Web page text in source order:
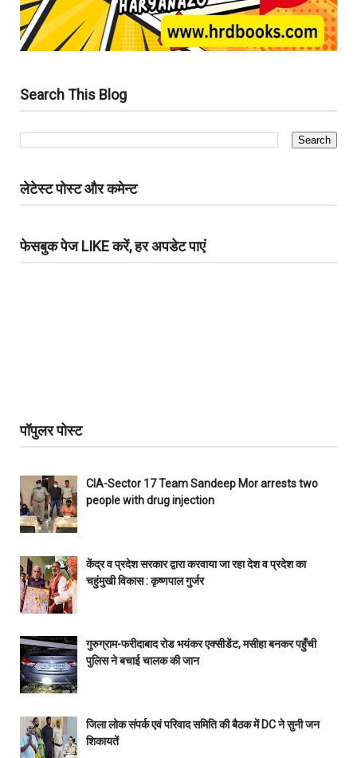
Search This Blog
लेटेस्ट पोस्ट और कमेन्ट
फेसबुक पेज LIKE करें, हर अपडेट पाएं
पॉपुलर पोस्ट
CIA-Sector 17 Team Sandeep Mor arrests two
people with drug injection
केंद्र व प्रदेश सरकार द्वारा करवाया जा रहा देश व प्रदेश का
चहुंमुखी विकास : कृष्णपाल गुर्जर
गुरुग्राम-फरीदाबाद रोड भयंकर एक्सीडेंट, मसीहा बनकर पहुँची
पुलिस ने बचाई चालक की जान
जिला लोक संपर्क एवं परिवाद समिति की बैठक में DC ने सुनी जन
शिकायतें